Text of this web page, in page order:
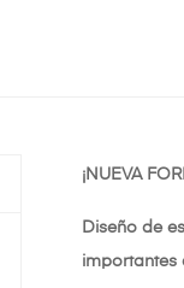
¡NUEVA
Diseño de
importantes